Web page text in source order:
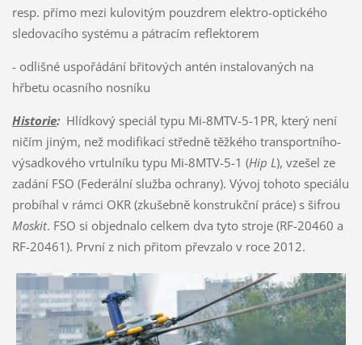
resp. přímo mezi kulovitým pouzdrem elektro-optického
sledovacího systému a pátracím reflektorem
- odlišné uspořádání břitových antén instalovaných na
hřbetu ocasního nosníku
Historie:Hlídkový speciál typu Mi-8MTV-5-1PR, který není
ničím jiným, než modifikací středně těžkého transportního-
výsadkového vrtulníku typu Mi-8MTV-5-1 (Hip L), vzešel ze
zadání FSO (Federální služba ochrany). Vývoj tohoto speciálu
probíhal v rámci OKR (zkušebně konstrukční práce) s šifrou
Moskit. FSO si objednalo celkem dva tyto stroje (RF-20460 a
RF-20461). První z nich přitom převzalo v roce 2012.